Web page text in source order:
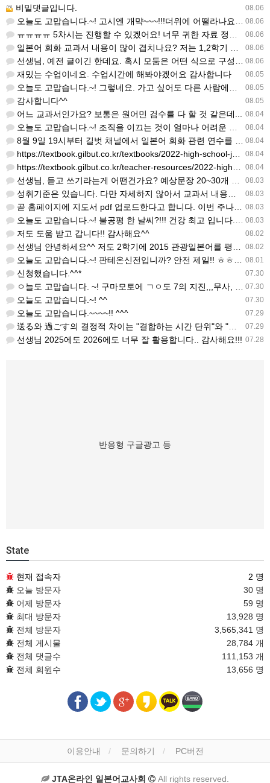
08.06
비밀댓글입니다.
08.06
오늘도 고맙습니다.~! 고시엔 개먁~~~!!!더위에 어떨라나요...감사합니다. ^^
08.06
ㅠㅠㅠㅠ 5차시는 진행할 수 있겠어요! 너무 귀한 자료 정말 감사합니다!!!
08.06
일본어 회화 교과서 내용이 많이 겹치나요? 저는 1,2학기 출판사가 달라서인지, 회화 단어와 분량이 더 많다…
08.06
선생님, 예전 글이긴 한데요. 혹시 모둠은 어떤 식으로 구성하셨을까요? 진단평가를 보시고 모둠장(도우미학생)…
08.05
재밌는 수업이네요. 수업시간에 해봐야겠어요 감사합니다
08.05
오늘도 고맙습니다.~! 그렇네요. 가고 싶어도 다른 사람에게 민폐는 안되는 것... 감사해요. ^^
08.05
감사합니다^^
08.04
어느 교과서인가요? 보통은 원어민 검수를 다 할 것 같은데...
08.04
오늘도 고맙습니다.~! 조직을 이끄는 것이 얼마나 어려운 일일까요? 우선 봉사하는 마음이 필요!!! 감사해요…
08.04
8월 9일 19시부터 길벗 채널에서 일본어 회화 관련 연수를 저작 직강으로 한다고 합니다. 많이 도움이 되실…
08.04
https://textbook.gilbut.co.kr/textbooks/2022-high-school-jap…
08.04
https://textbook.gilbut.co.kr/teacher-resources/2022-high-sc…
08.03
선생님, 듣고 쓰기라는게 어떤건가요? 예상문장 20~30개 중 몇개를 틀어주고 들리는대로 쓰는 건가요? 자세…
08.03
성취기준은 있습니다. 다만 자세하지 않아서 교과서 내용에 맞게 좀 더 구체적으로 재구조화를 하신 선생님이 계…
08.03
곧 홈페이지에 지도서 pdf 업로드한다고 합니다. 이번 주나 다음 주에 e-book 기반 전자저작물도 업로드…
08.03
오늘도 고맙습니다.~! 불공평 한 날씨?!!! 건강 최고 입니다. ^^
08.02
저도 도움 받고 갑니다!! 감사해요^^
08.02
선생님 안녕하세요^^ 저도 2학기에 2015 관광일본어를 평가계획을 세우려고 하는데. ..아무리 찾아도 없어…
08.01
오늘도 고맙습니다.~! 판테온신전입니까? 안전 제일!! ㅎㅎ 감사해요. ^^
07.30
신청했습니다.^^*
07.30
ㅇ늘도 고맙습니다. ~! 구마모토에 ㄱㅇ도 7의 지진,,,무사, 안전을 기도 합니다. 감사해요...
07.30
오늘도 고맙습니다.~! ^^
07.29
오늘도 고맙습니다.~~~~!! ^^^
07.29
送る와 過ごす의 결정적 차이는 "결합하는 시간 단위"와 "묘사 대상"입니다. 過ごす 하루, 오후, 주말, 휴…
07.28
선생님 2025에도 2026에도 너무 잘 활용합니다.. 감사해요!!!
반응형 구글광고 등
State
현재 접속자
2 명
오늘 방문자
30 명
어제 방문자
59 명
최대 방문자
13,928 명
전체 방문자
3,565,341 명
전체 게시물
28,784 개
전체 댓글수
111,153 개
전체 회원수
13,656 명
이용안내 문의하기 PC버전
JTA온라인 일본어교사회 All rights reserved.